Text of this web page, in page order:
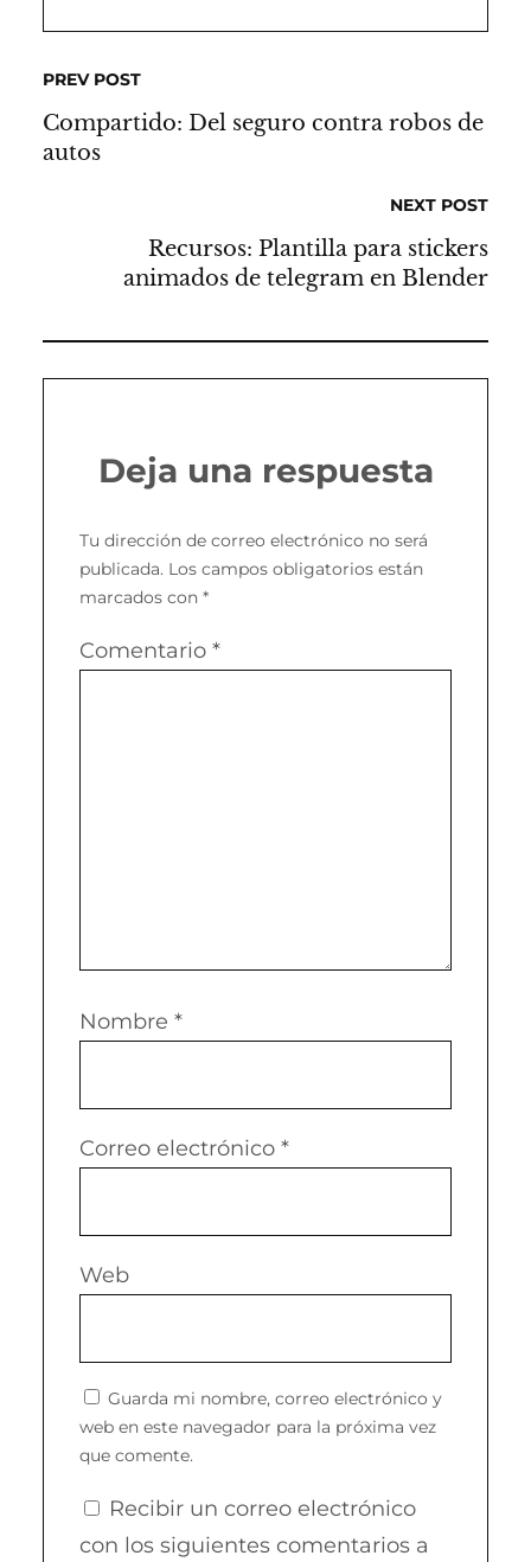
PREV POST
Compartido: Del seguro contra robos de
autos
NEXT POST
Recursos: Plantilla para stickers
animados de telegram en Blender
Deja una respuesta
Tu dirección de correo electrónico no será
publicada. Los campos obligatorios están
marcados con *
Comentario *
Nombre *
Correo electrónico *
Web
Guarda mi nombre, correo electrónico y
web en este navegador para la próxima vez
que comente.
Recibir un correo electrónico
con los siguientes comentarios a